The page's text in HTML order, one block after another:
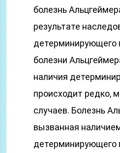
болезнь
результате
детерминирующего
болезни
наличия
происходит редко,
случаев. Болезнь
вызванная
детерминирующего